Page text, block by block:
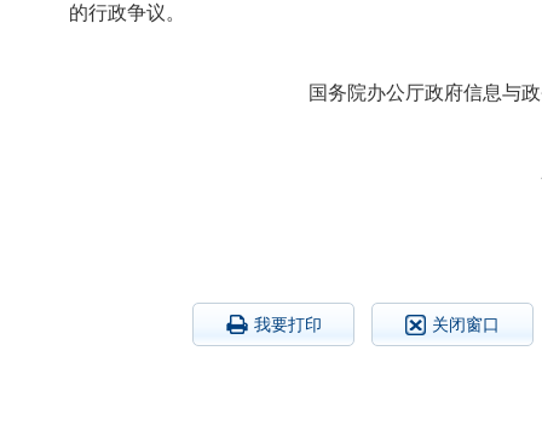
的行政争议。
国务院办公厅政府信息与
我要打印 关闭窗口